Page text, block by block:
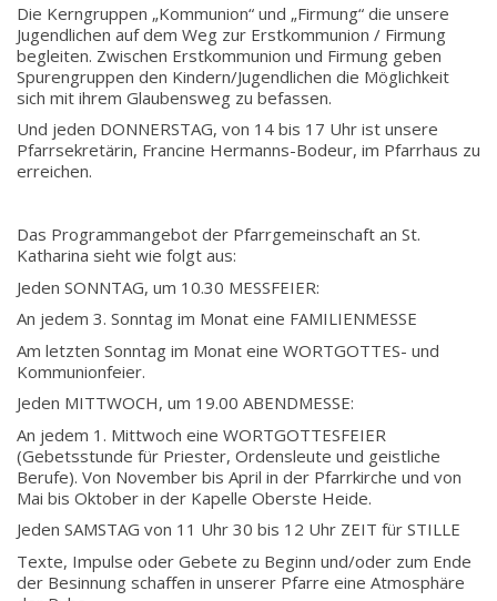
Die Kerngruppen „Kommunion“ und „Firmung“ die unsere
Jugendlichen auf dem Weg zur Erstkommunion / Firmung
begleiten. Zwischen Erstkommunion und Firmung geben
Spurengruppen den Kindern/Jugendlichen die Möglichkeit
sich mit ihrem Glaubensweg zu befassen.
Und jeden DONNERSTAG, von 14 bis 17 Uhr ist unsere
Pfarrsekretärin, Francine Hermanns-Bodeur, im Pfarrhaus zu
erreichen.
Das Programmangebot der Pfarrgemeinschaft an St.
Katharina sieht wie folgt aus:
Jeden SONNTAG, um 10.30 MESSFEIER:
An jedem 3. Sonntag im Monat eine FAMILIENMESSE
Am letzten Sonntag im Monat eine WORTGOTTES- und
Kommunionfeier.
Jeden MITTWOCH, um 19.00 ABENDMESSE:
An jedem 1. Mittwoch eine WORTGOTTESFEIER
(Gebetsstunde für Priester, Ordensleute und geistliche
Berufe). Von November bis April in der Pfarrkirche und von
Mai bis Oktober in der Kapelle Oberste Heide.
Jeden SAMSTAG von 11 Uhr 30 bis 12 Uhr ZEIT für STILLE
Texte, Impulse oder Gebete zu Beginn und/oder zum Ende
der Besinnung schaffen in unserer Pfarre eine Atmosphäre